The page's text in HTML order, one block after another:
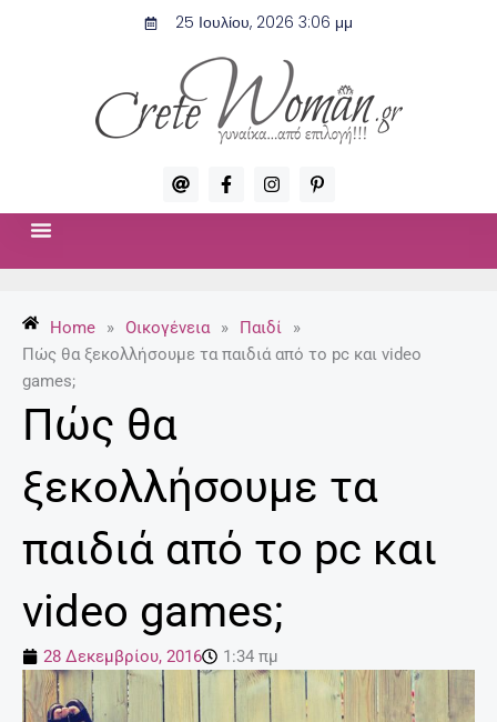
25 Ιουλίου, 2026 3:06 μμ
A
t
F
a
c
f
I
n
s
m
P
i
n
p
Home » Οικογένεια » Παιδί
»
Πώς θα ξεκολλήσουμε τα παιδιά από το pc και video
games;
Πώς θα
ξεκολλήσουμε τα
παιδιά από το pc και
video games;
28 Δεκεμβρίου, 2016 1:34 πμ